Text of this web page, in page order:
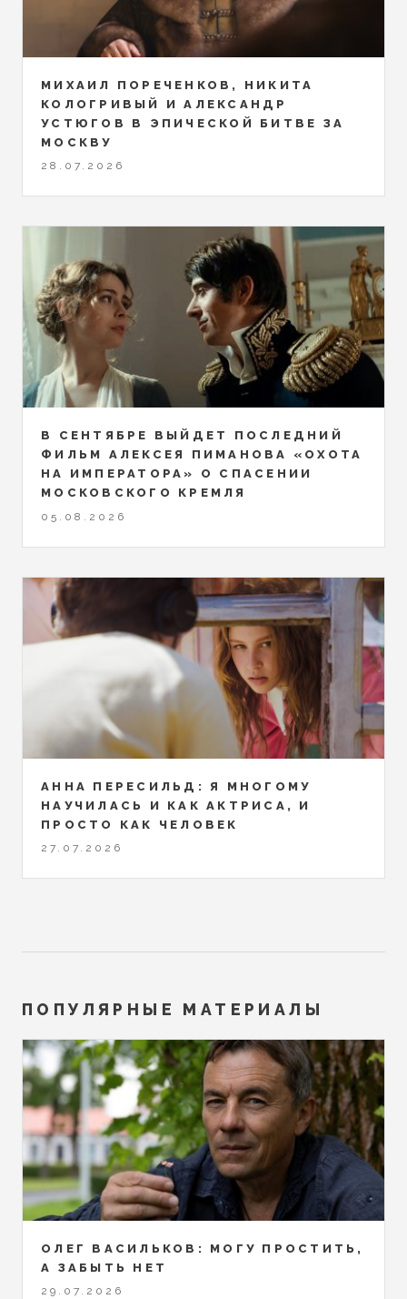
МИХАИЛ ПОРЕЧЕНКОВ, НИКИТА
КОЛОГРИВЫЙ И АЛЕКСАНДР
УСТЮГОВ В ЭПИЧЕСКОЙ БИТВЕ ЗА
МОСКВУ
28.07.2026
В СЕНТЯБРЕ ВЫЙДЕТ ПОСЛЕДНИЙ
ФИЛЬМ АЛЕКСЕЯ ПИМАНОВА «ОХОТА
НА ИМПЕРАТОРА» О СПАСЕНИИ
МОСКОВСКОГО КРЕМЛЯ
05.08.2026
АННА ПЕРЕСИЛЬД: Я МНОГОМУ
НАУЧИЛАСЬ И КАК АКТРИСА, И
ПРОСТО КАК ЧЕЛОВЕК
27.07.2026
ПОПУЛЯРНЫЕ МАТЕРИАЛЫ
ОЛЕГ ВАСИЛЬКОВ: МОГУ ПРОСТИТЬ,
А ЗАБЫТЬ НЕТ
29.07.2026